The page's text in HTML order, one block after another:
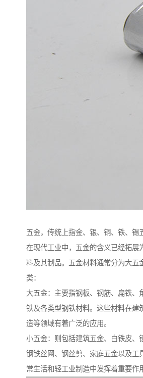
五金，传统上指金、银、铜、铁、锡
在现代工业中，五金的含义已经拓展
料及其制品。五金材料通常分为大五
类：
大五金：主要指钢板、钢筋、扁铁、
铁及各类型钢铁材料。这些材料在建
造等领域有着广泛的应用。
小五金：则包括建筑五金、白铁皮、
钢铁丝网、钢丝剪、家庭五金以及工
常生活和轻工业制造中发挥着重要作